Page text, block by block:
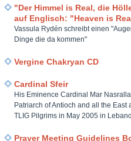
"Der Himmel is Real, die
auf Englisch: "Heaven is
Vassula Rydén schreibt einen
Dinge die da kommen"
Vergine Chakryan CD
Cardinal Sfeir
His Eminence Cardinal Mar
Patriarch of Antioch and all the East
TLIG Pilgrims in May 2005 in
Prayer Meeting Guidelines